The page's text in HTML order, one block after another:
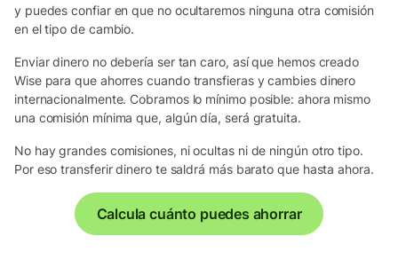
y puedes confiar en que no ocultaremos ninguna otra comisión
en el tipo de cambio.
Enviar dinero no debería ser tan caro, así que hemos creado
Wise para que ahorres cuando transfieras y cambies dinero
internacionalmente. Cobramos lo mínimo posible: ahora mismo
una comisión mínima que, algún día, será gratuita.
No hay grandes comisiones, ni ocultas ni de ningún otro tipo.
Por eso transferir dinero te saldrá más barato que hasta ahora.
Calcula cuánto puedes ahorrar